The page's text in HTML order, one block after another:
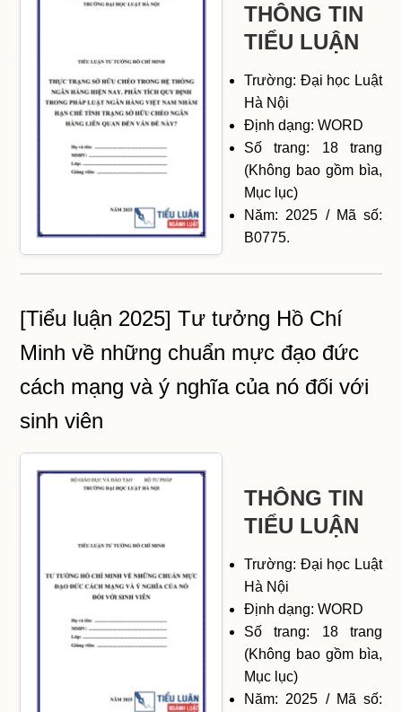
THÔNG TIN
TIỂU LUẬN
Trường: Đại học Luật
Hà Nội
Định dạng: WORD
Số trang: 18 trang
(Không bao gồm bìa,
Mục lục)
Năm: 2025 / Mã số:
B0775.
[Tiểu luận 2025] Tư tưởng Hồ Chí
Minh về những chuẩn mực đạo đức
cách mạng và ý nghĩa của nó đối với
sinh viên
THÔNG TIN
TIỂU LUẬN
Trường: Đại học Luật
Hà Nội
Định dạng: WORD
Số trang: 18 trang
(Không bao gồm bìa,
Mục lục)
Năm: 2025 / Mã số: